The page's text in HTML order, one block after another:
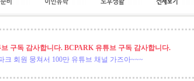
구독 감사합니다. BCPARK 유튜브 구독 감사합니다.
크 회원 뭉쳐서 100만 유튜브 채널 가즈아~~~